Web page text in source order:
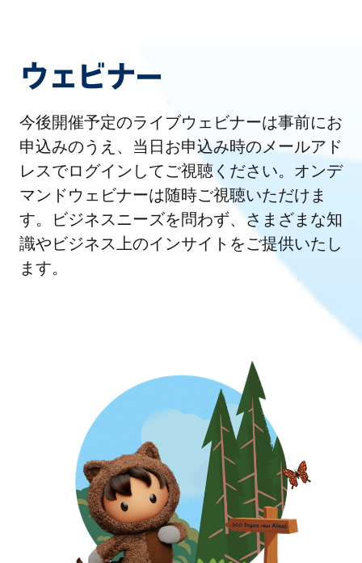
ウェビナー
今後開催予定のライブウェビナーは事前にお
申込みのうえ、当日お申込み時のメールアド
レスでログインしてご視聴ください。オンデ
マンドウェビナーは随時ご視聴いただけま
す。ビジネスニーズを問わず、さまざまな知
識やビジネス上のインサイトをご提供いたし
ます。